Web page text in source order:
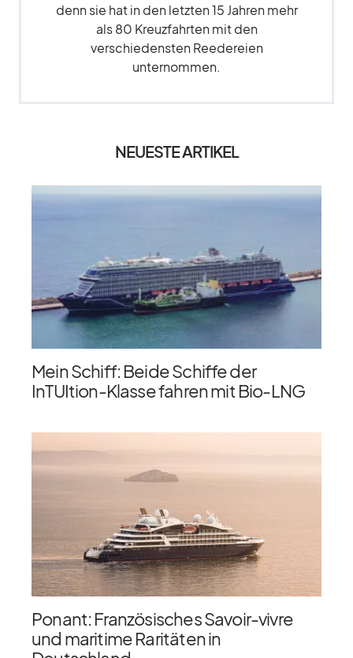
denn sie hat in den letzten 15 Jahren mehr
als 80 Kreuzfahrten mit den
verschiedensten Reedereien
unternommen.
NEUESTE ARTIKEL
Mein Schiff: Beide Schiffe der
InTUItion-Klasse fahren mit Bio-LNG
Ponant: Französisches Savoir-vivre
und maritime Raritäten in